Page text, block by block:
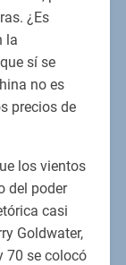
¿Es
la
sí se
no es
precios de
los vientos
del poder
casi
Goldwater,
70 se colocó